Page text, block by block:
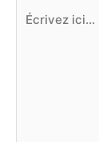
Écrivez